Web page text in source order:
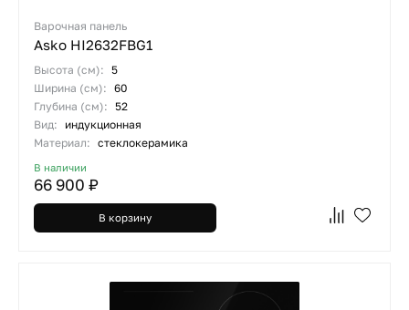
Варочная панель
Asko HI2632FBG1
Высота (см): 5
Ширина (см): 60
Глубина (см): 52
Вид:
индукционная
Материал: стеклокерамика
В наличии
66 900 ₽
В корзину